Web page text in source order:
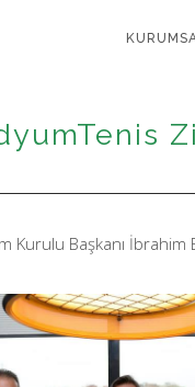
Kurulu Başkanı İbrahim